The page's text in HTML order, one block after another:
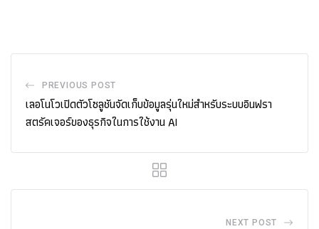
PREVIOUS POST
เลอโนโวเปิดตัวโซลูชันจัดเก็บข้อมูลรุ่นใหม่สำหรับระบบอินฟรา
สตรัคเจอร์ของธุรกิจในการใช้งาน AI
NEXT POST